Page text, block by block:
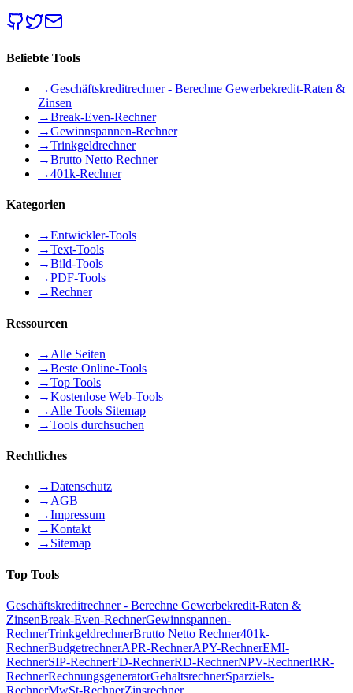
Beliebte Tools
→Geschäftskreditrechner - Berechne Gewerbekredit-Raten &
Zinsen
→Break-Even-Rechner
→Gewinnspannen-Rechner
→Trinkgeldrechner
→Brutto Netto Rechner
→401k-Rechner
Kategorien
→Entwickler-Tools
→Text-Tools
→Bild-Tools
→PDF-Tools
→Rechner
Ressourcen
→ Alle Seiten
→Beste Online-Tools
→Top Tools
→Kostenlose Web-Tools
→ Alle Tools Sitemap
→Tools durchsuchen
Rechtliches
→Datenschutz
→AGB
→Impressum
→Kontakt
→ Sitemap
Top Tools
Geschäftskreditrechner - Berechne Gewerbekredit-Raten &
ZinsenBreak-Even-RechnerGewinnspannen-
RechnerTrinkgeldrechnerBrutto Netto Rechner401k-
RechnerBudgetrechnerAPR-RechnerAPY-RechnerEMI-
RechnerSIP-RechnerFD-RechnerRD-RechnerNPV-RechnerIRR-
RechnerRechnungsgeneratorGehaltsrechnerSparziels-
RechnerMwSt-RechnerZinsrechner